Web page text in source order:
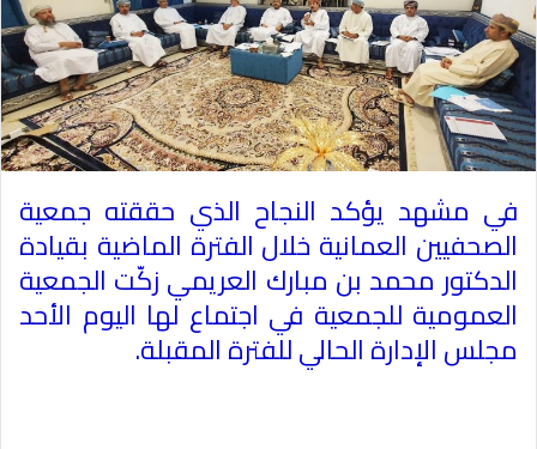
في مشهد يؤكد النجاح الذي حققته جمعية
الصحفيين العمانية خلال الفترة الماضية بقيادة
الدكتور محمد بن مبارك العريمي زكّت الجمعية
العمومية للجمعية في اجتماع لها اليوم الأحد
مجلس الإدارة الحالي للفترة المقبلة.